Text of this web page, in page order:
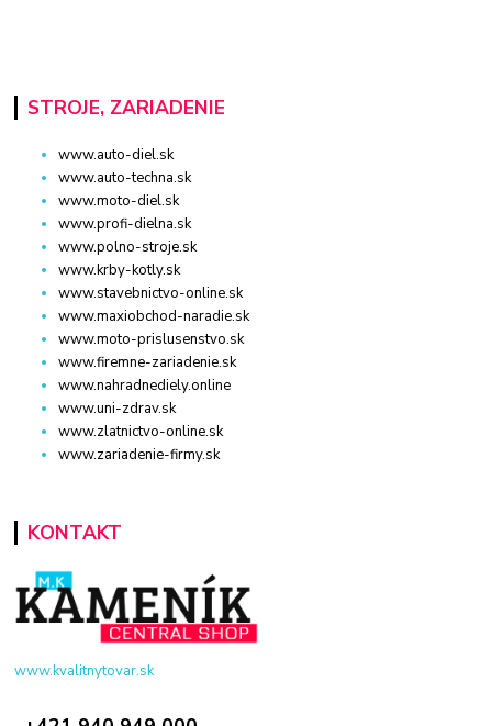
STROJE, ZARIADENIE
www.auto-diel.sk
www.auto-techna.sk
www.moto-diel.sk
www.profi-dielna.sk
www.polno-stroje.sk
www.krby-kotly.sk
www.stavebnictvo-online.sk
www.maxiobchod-naradie.sk
www.moto-prislusenstvo.sk
www.firemne-zariadenie.sk
www.nahradnediely.online
www.uni-zdrav.sk
www.zlatnictvo-online.sk
www.zariadenie-firmy.sk
KONTAKT
www.kvalitnytovar.sk